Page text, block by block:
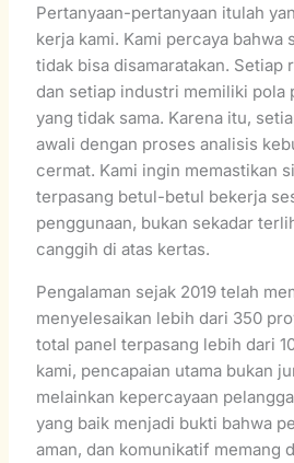
Pertanyaan-pertanyaan itulah
kerja kami. Kami percaya bahwa
tidak bisa disamaratakan. Setiap
dan setiap industri memiliki pola
yang tidak sama. Karena itu,
awali dengan proses analisis
cermat. Kami ingin memastikan
terpasang betul-betul bekerja
penggunaan, bukan sekadar
canggih di atas kertas.
Pengalaman sejak 2019 telah
menyelesaikan lebih dari 350
total panel terpasang lebih dari
kami, pencapaian utama bukan
melainkan kepercayaan
yang baik menjadi bukti bahwa
aman, dan komunikatif memang